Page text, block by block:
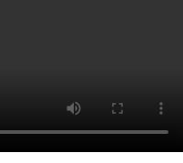
XML地图